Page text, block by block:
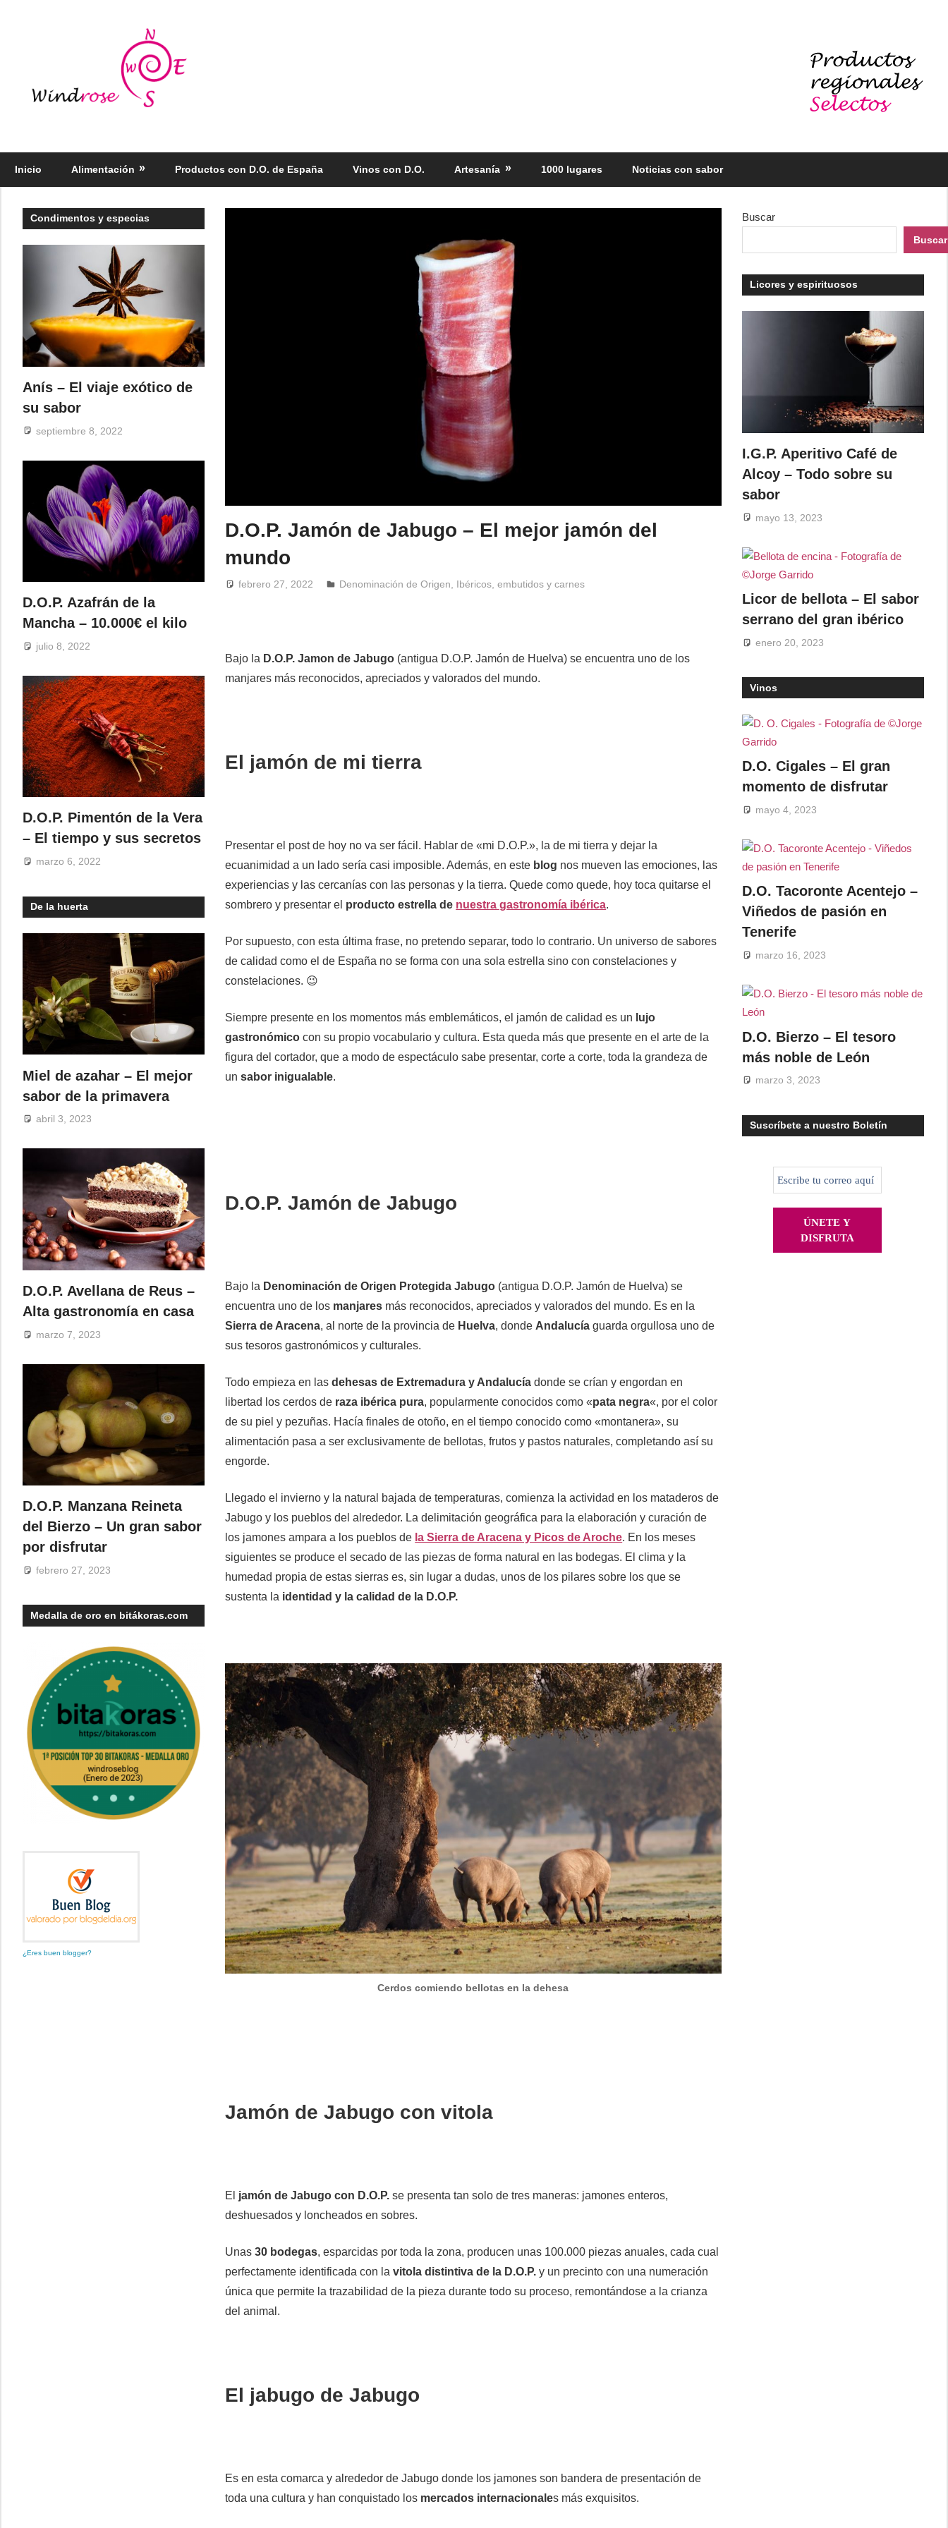
Inicio Alimentación Productos con D.O. de España Vinos con D.O. Artesanía 1000 lugares Noticias con sabor
D.O.P. Jamón de Jabugo – El mejor jamón del
mundo
febrero 27, 2022 Windrose
Denominación de Origen Ibéricos, embutidos y carnes
Bajo la D.O.P. Jamon de Jabugo (antigua D.O.P. Jamón de Huelva) se encuentra uno de los
manjares más reconocidos, apreciados y valorados del mundo.
El jamón de mi tierra
Presentar el post de hoy no va ser fácil. Hablar de «mi D.O.P.», la de mi tierra y dejar la
ecuanimidad a un lado sería casi imposible. Además, en este blog nos mueven las emociones, las
experiencias y las cercanías con las personas y la tierra. Quede como quede, hoy toca quitarse el
sombrero y presentar el producto estrella de nuestra gastronomía ibérica.
Por supuesto, con esta última frase, no pretendo separar, todo lo contrario. Un universo de sabores
de calidad como el de España no se forma con una sola estrella sino con constelaciones y
constelaciones. 😉
Siempre presente en los momentos más emblemáticos, el jamón de calidad es un lujo
gastronómico con su propio vocabulario y cultura. Esta queda más que presente en el arte de la
figura del cortador, que a modo de espectáculo sabe presentar, corte a corte, toda la grandeza de
unsabor inigualable.
D.O.P. Jamón de Jabugo
Bajo la Denominación de Origen Protegida Jabugo (antigua D.O.P. Jamón de Huelva) se
encuentra uno de los manjares más reconocidos, apreciados y valorados del mundo. Es en la
Sierra de Aracena, al norte de la provincia de Huelva, donde Andalucía guarda orgullosa uno de
sus tesoros gastronómicos y culturales.
Todo empieza en lasdehesas de Extremadura y Andalucía donde se crían y engordan en
libertad los cerdos de raza ibérica pura, popularmente conocidos como «pata negra«, por el color
de su piel y pezuñas. Hacía finales de otoño, en el tiempo conocido como «montanera», su
alimentación pasa a ser exclusivamente de bellotas, frutos y pastos naturales, completando así su
engorde.
Llegado el invierno y la natural bajada de temperaturas, comienza la actividad en los mataderos de
Jabugo y los pueblos del alrededor. La delimitación geográfica para la elaboración y curación de
los jamones ampara a los pueblos de la Sierra de Aracena y Picos de Aroche. En los meses
siguientes se produce el secado de las piezas de forma natural en las bodegas. El clima y la
humedad propia de estas sierras es, sin lugar a dudas, unos de los pilares sobre los que se
sustenta la identidad y la calidad de la D.O.P.
Cerdos comiendo bellotas en la dehesa
Jamón de Jabugo con vitola
El jamón de Jabugo con D.O.P. se presenta tan solo de tres maneras: jamones enteros,
deshuesados y loncheados en sobres.
Unas30 bodegas, esparcidas por toda la zona, producen unas 100.000 piezas anuales, cada cual
perfectamente identificada con lavitola distintiva de la D.O.P. y un precinto con una numeración
única que permite la trazabilidad de la pieza durante todo su proceso, remontándose a la crianza
del animal.
El jabugo de Jabugo
Es en esta comarca y alrededor de Jabugo donde los jamones son bandera de presentación de
toda una cultura y han conquistado los mercados internacionales más exquisitos.
Condimentos y especias
Anís – El viaje exótico de
su sabor
septiembre 8, 2022
D.O.P. Azafrán de la
Mancha – 10.000€ el kilo
julio 8, 2022
D.O.P. Pimentón de la Vera
– El tiempo y sus secretos
marzo 6, 2022
De la huerta
Miel de azahar – El mejor
sabor de la primavera
abril 3, 2023
D.O.P. Avellana de Reus –
Alta gastronomía en casa
marzo 7, 2023
D.O.P. Manzana Reineta
del Bierzo – Un gran sabor
por disfrutar
febrero 27, 2023
Medalla de oro en bitákoras.com
¿Eres buen blogger?
Buscar
Buscar
Licores y espirituosos
I.G.P. Aperitivo Café de
Alcoy – Todo sobre su
sabor
mayo 13, 2023
Licor de bellota – El sabor
serrano del gran ibérico
enero 20, 2023
Vinos
D.O. Cigales – El gran
momento de disfrutar
mayo 4, 2023
D.O. Tacoronte Acentejo –
Viñedos de pasión en
Tenerife
marzo 16, 2023
D.O. Bierzo – El tesoro
más noble de León
marzo 3, 2023
Suscríbete a nuestro Boletín